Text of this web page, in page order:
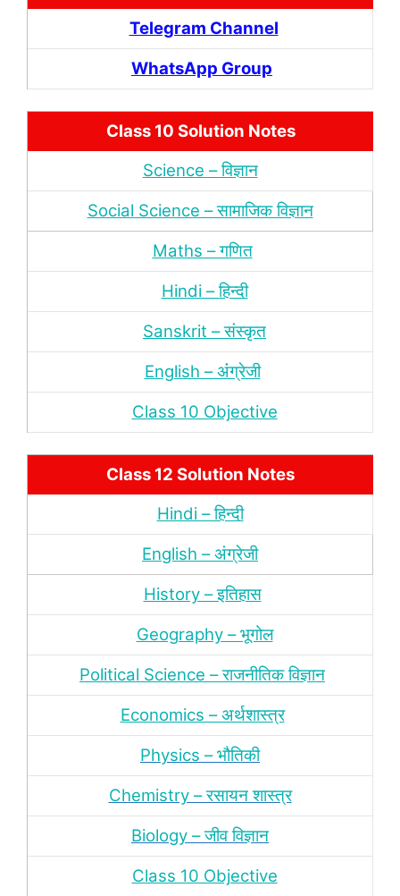
Telegram Channel
WhatsApp Group
Class 10 Solution Notes
Science – विज्ञान
Social Science – सामाजिक विज्ञान
Maths – गणित
Hindi – हिन्‍दी
Sanskrit – संस्‍कृत
English – अंंग्रेजी
Class 10 Objective
Class 12 Solution Notes
Hindi – हिन्‍दी
English – अंग्रेजी
History – इतिहास
Geography – भूगोल
Political Science – राजनीतिक विज्ञान
Economics – अर्थशास्‍त्र
Physics – भौतिकी
Chemistry – रसायन शास्‍त्र
Biology – जीव विज्ञान
Class 10 Objective